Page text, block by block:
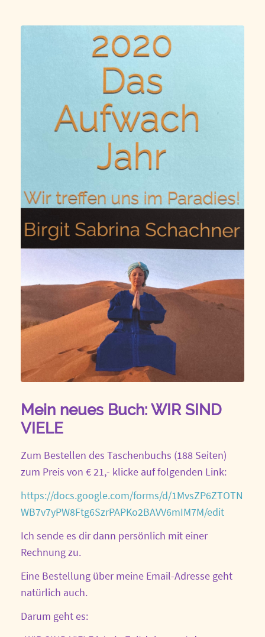
Mein neues Buch: WIR SIND
VIELE
Zum Bestellen des Taschenbuchs (188 Seiten)
zum Preis von € 21,- klicke auf folgenden Link:
https://docs.google.com/forms/d/1MvsZP6ZTOTN
WB7v7yPW8Ftg6SzrPAPKo2BAVV6mIM7M/edit
Ich sende es dir dann persönlich mit einer
Rechnung zu.
Eine Bestellung über meine Email-Adresse geht
natürlich auch.
Darum geht es: